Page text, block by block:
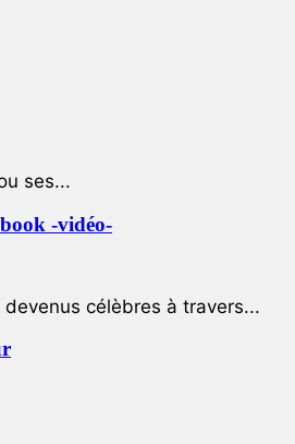
ses...
-vidéo-
célèbres à travers...